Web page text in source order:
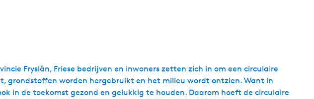
Fryslân, Friese bedrijven en inwoners zetten zich in om een circulaire
grondstoffen worden hergebruikt en het milieu wordt ontzien. Want in
in de toekomst gezond en gelukkig te houden. Daarom hoeft de circulaire